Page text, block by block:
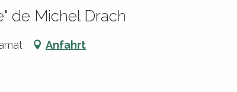
de Michel Drach
Anfahrt